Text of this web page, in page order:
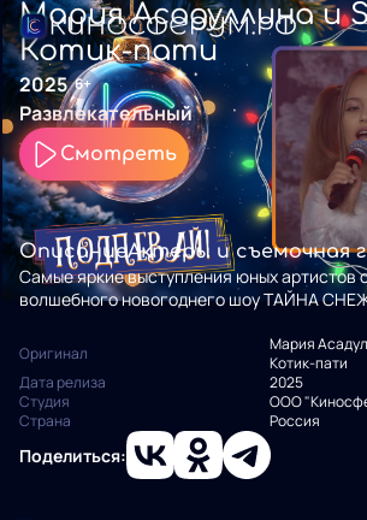
Мария Асадуллина и
Котик-пати
2025 6+
Развлекательный
Смотреть
ОписаниеАктеры и съемочная
Самые яркие выступления юных артистов
волшебного новогоднего шоу ТАЙНА
Оригинал
Мария
Котик-пати
Дата релиза
2025
Студия
ООО
Страна
Россия
Поделиться: